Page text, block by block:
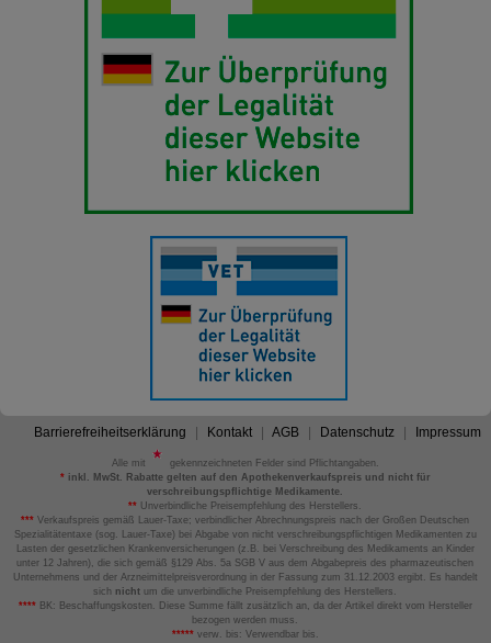
Barrierefreiheitserklärung Kontakt AGB Datenschutz Impressum
Alle mit
gekennzeichneten Felder sind Pflichtangaben.
*inkl. MwSt. Rabatte gelten auf den Apothekenverkaufspreis und nicht für
verschreibungspflichtige Medikamente.
** Unverbindliche Preisempfehlung des Herstellers.
*** Verkaufspreis gemäß Lauer-Taxe; verbindlicher Abrechnungspreis nach der Großen Deutschen
Spezialitätentaxe (sog. Lauer-Taxe) bei Abgabe von nicht verschreibungspflichtigen Medikamenten zu
Lasten der gesetzlichen Krankenversicherungen (z.B. bei Verschreibung des Medikaments an Kinder
unter 12 Jahren), die sich gemäß §129 Abs. 5a SGB V aus dem Abgabepreis des pharmazeutischen
Unternehmens und der Arzneimittelpreisverordnung in der Fassung zum 31.12.2003 ergibt. Es handelt
sich nicht um die unverbindliche Preisempfehlung des Herstellers.
****BK: Beschaffungskosten. Diese Summe fällt zusätzlich an, da der Artikel direkt vom Hersteller
bezogen werden muss.
*****verw. bis: Verwendbar bis.